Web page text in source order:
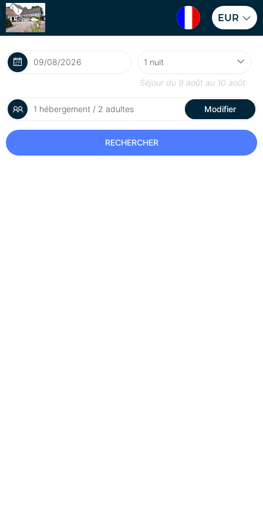
EUR
Séjour du 9 août au 10 août
1 hébergement / 2 adultes Modifier